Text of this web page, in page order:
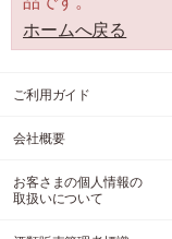
ホームへ戻る
ご利用ガイド
会社概要
お客さまの個人情報の
取扱いについて